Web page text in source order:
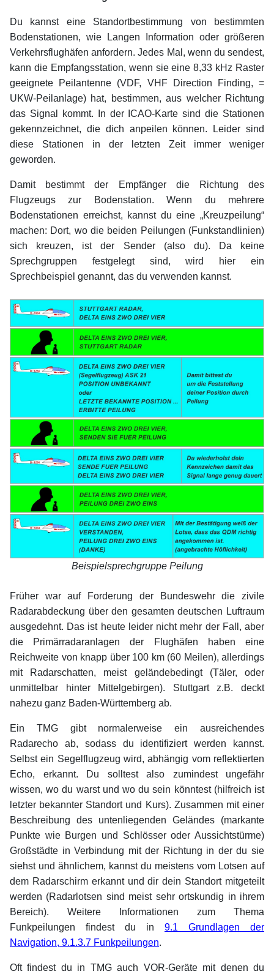
Du kannst eine Standortbestimmung von bestimmten
Bodenstationen, wie Langen Information oder größeren
Verkehrsflughäfen anfordern. Jedes Mal, wenn du sendest,
kann die Empfangsstation, wenn sie eine 8,33 kHz Raster
geeignete Peilantenne (VDF, VHF Direction Finding, =
UKW-Peilanlage) hat, bestimmen, aus welcher Richtung
das Signal kommt. In der ICAO-Karte sind die Stationen
gekennzeichnet, die dich anpeilen können. Leider sind
diese Stationen in der letzten Zeit immer weniger
geworden.
Damit bestimmt der Empfänger die Richtung des
Flugzeugs zur Bodenstation. Wenn du mehrere
Bodenstationen erreichst, kannst du eine „Kreuzpeilung“
machen: Dort, wo die beiden Peilungen (Funkstandlinien)
sich kreuzen, ist der Sender (also du). Da keine
Sprechgruppen festgelegt sind, wird hier ein
Sprechbeispiel genannt, das du verwenden kannst.
Beispielsprechgruppe Peilung
Früher war auf Forderung der Bundeswehr die zivile
Radarabdeckung über den gesamten deutschen Luftraum
ausgedehnt. Das ist heute leider nicht mehr der Fall, aber
die Primärradaranlagen der Flughäfen haben eine
Reichweite von knapp über 100 km (60 Meilen), allerdings
mit Radarschatten, meist geländebedingt (Täler, oder
unmittelbar hinter Mittelgebirgen). Stuttgart z.B. deckt
nahezu ganz Baden-Württemberg ab.
Ein TMG gibt normalerweise ein ausreichendes
Radarecho ab, sodass du identifiziert werden kannst.
Selbst ein Segelflugzeug wird, abhängig vom reflektierten
Echo, erkannt. Du solltest also zumindest ungefähr
wissen, wo du warst und wo du sein könntest (hilfreich ist
letzter bekannter Standort und Kurs). Zusammen mit einer
Beschreibung des untenliegenden Geländes (markante
Punkte wie Burgen und Schlösser oder Aussichtstürme)
Großstädte in Verbindung mit der Richtung in der du sie
siehst und ähnlichem, kannst du meistens vom Lotsen auf
dem Radarschirm erkannt und dir dein Standort mitgeteilt
werden (Radarlotsen sind meist sehr ortskundig in ihrem
Bereich). Weitere Informationen zum Thema
Funkpeilungen findest du in 9.1 Grundlagen der
Navigation, 9.1.3.7 Funkpeilungen.
Oft findest du in TMG auch VOR-Geräte mit denen du